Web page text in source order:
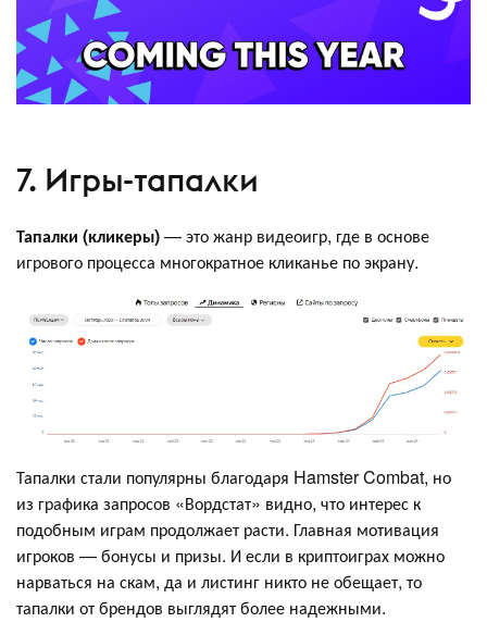
7. Игры-тапалки
Тапалки (кликеры)— это жанр видеоигр, где в основе
игрового процесса многократное кликанье по экрану.
Тапалки стали популярны благодаря Hamster Combat, но
из графика запросов «Вордстат» видно, что интерес к
подобным играм продолжает расти. Главная мотивация
игроков — бонусы и призы. И если в криптоиграх можно
нарваться на скам, да и листинг никто не обещает, то
тапалки от брендов выглядят более надежными.